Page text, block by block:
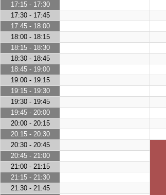
17:15 - 17:30
17:30 - 17:45
17:45 - 18:00
18:00 - 18:15
18:15 - 18:30
18:30 - 18:45
18:45 - 19:00
19:00 - 19:15
19:15 - 19:30
19:30 - 19:45
19:45 - 20:00
20:00 - 20:15
20:15 - 20:30
20:30 - 20:45
20:45 - 21:00
21:00 - 21:15
21:15 - 21:30
21:30 - 21:45